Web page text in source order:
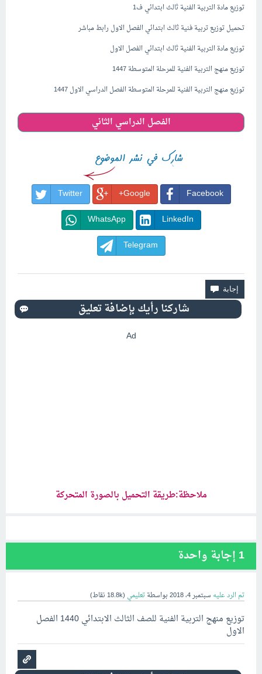
توزيع مادة التربية الفنية ثالث ابتدائي ف1
تحميل توزيع تربية فنية ثالث ابتدائي الفصل الاول رابط مباشر
توزيع مادة التربية الفنية ثالث ابتدائي الفصل الاول
توزيع منهج التربية الفنية للمرحلة المتوسطة 1447
توزيع منهج التربية الفنية للمرحلة المتوسطة الفصل الدراسي الاول 1447
الفصل الدراسي الثاني
Facebook
Google+
Twitter
LinkedIn
WhatsApp
Telegram
Ad
ملاحظة:طريقة التحميل بالصورة المتحركة
1إجابة واحدة
تم الرد عليه سبتمبر 4، 2018 بواسطة تعليمي (
18.8k نقاط)
توزيع منهج التربية الفنية للصف الثالث الابتدائي 1440 الفصل
الاول